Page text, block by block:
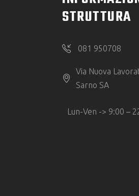
STRUTTURA
081 950708
Via Nuova
Sarno SA
Lun-Ven -> 9:00 –